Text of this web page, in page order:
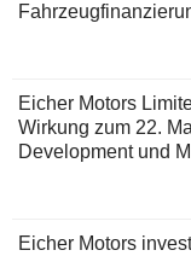
Eicher Motors
Wirkung zum 22.
Development und
Eicher Motors